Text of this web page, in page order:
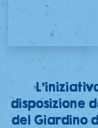
disposizione
del Giardino